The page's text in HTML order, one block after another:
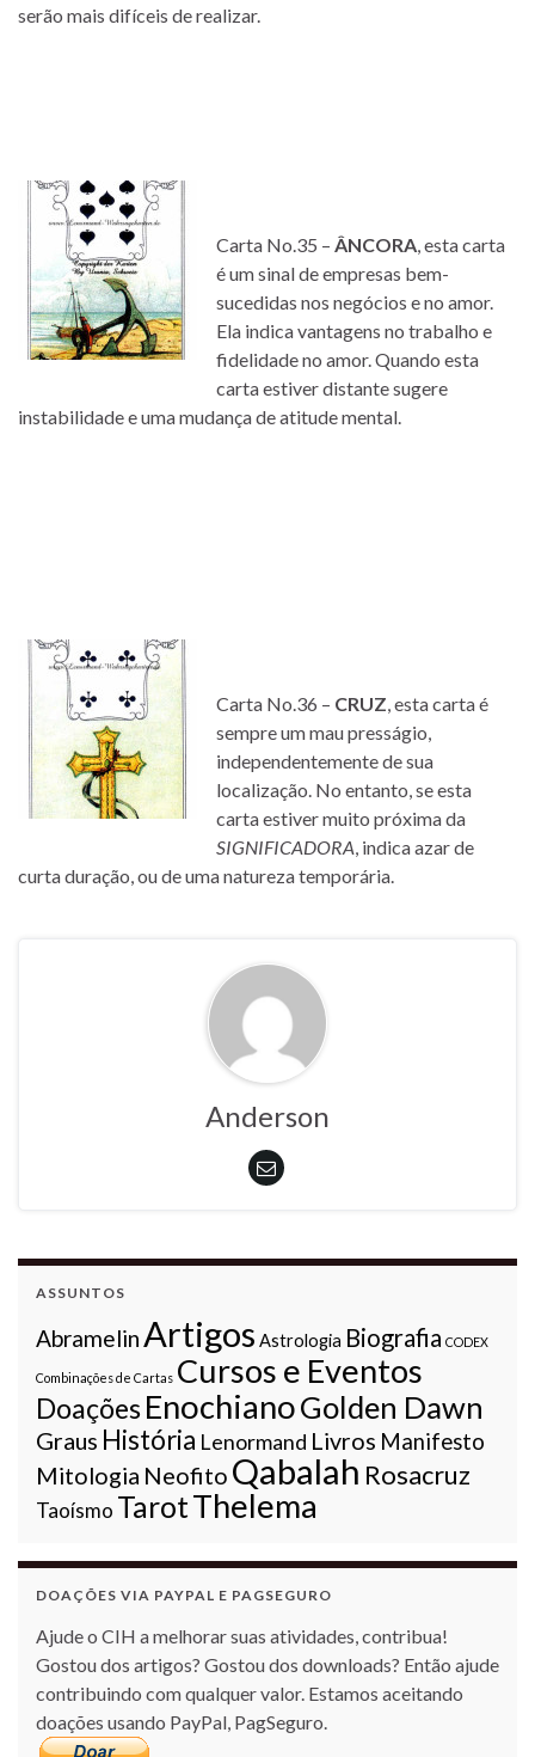
serão mais difíceis de realizar.
Carta No.35 – ÂNCORA, esta carta
é um sinal de empresas bem-
sucedidas nos negócios e no amor.
Ela indica vantagens no trabalho e
fidelidade no amor. Quando esta
carta estiver distante sugere
instabilidade e uma mudança de atitude mental.
Carta No.36 – CRUZ, esta carta é
sempre um mau presságio,
independentemente de sua
localização. No entanto, se esta
carta estiver muito próxima da
SIGNIFICADORA, indica azar de
curta duração, ou de uma natureza temporária.
Anderson
ASSUNTOS
AbramelinArtigos Astrologia Biografia CODEX
Combinações de Cartas Cursos e Eventos
DoaçõesEnochianoGolden Dawn
Graus História Lenormand Livros Manifesto
Mitologia Neofito Qabalah Rosacruz
Taoísmo TarotThelema
DOAÇÕES VIA PAYPAL E PAGSEGURO
Ajude o CIH a melhorar suas atividades, contribua!
Gostou dos artigos? Gostou dos downloads? Então ajude
contribuindo com qualquer valor. Estamos aceitando
doações usando PayPal, PagSeguro.